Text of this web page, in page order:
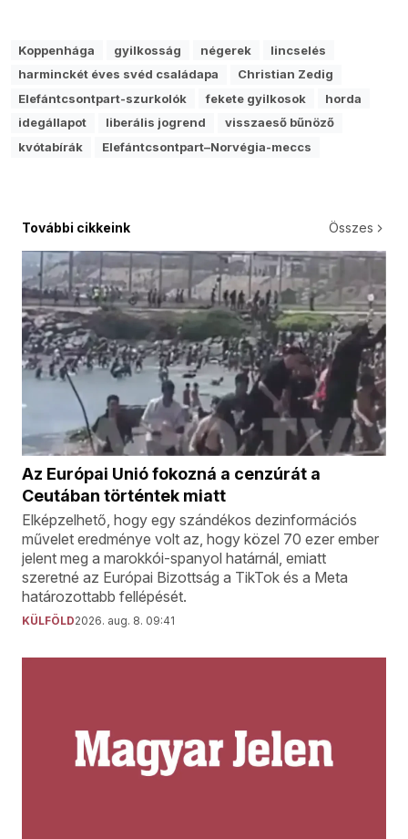
Koppenhága gyilkosság négerek
lincselés
harminckét éves svéd családapa
Christian Zedig
Elefántcsontpart-szurkolók
fekete gyilkosok
horda
idegállapot
liberális jogrend
visszaeső bűnöző
kvótabírák
Elefántcsontpart–Norvégia-meccs
További cikkeink Összes
Az Európai Unió fokozná a cenzúrát a
Ceutában történtek miatt
Elképzelhető, hogy egy szándékos dezinformációs
művelet eredménye volt az, hogy közel 70 ezer ember
jelent meg a marokkói-spanyol határnál, emiatt
szeretné az Európai Bizottság a TikTok és a Meta
határozottabb fellépését.
KÜLFÖLD2026. aug. 8. 09:41